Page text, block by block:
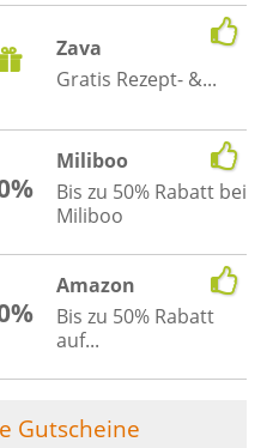
Zava
Gratis Rezept- &...
Miliboo
Bis zu 50% Rabatt bei
Miliboo
Amazon
Bis zu 50% Rabatt
auf...
Gutscheine